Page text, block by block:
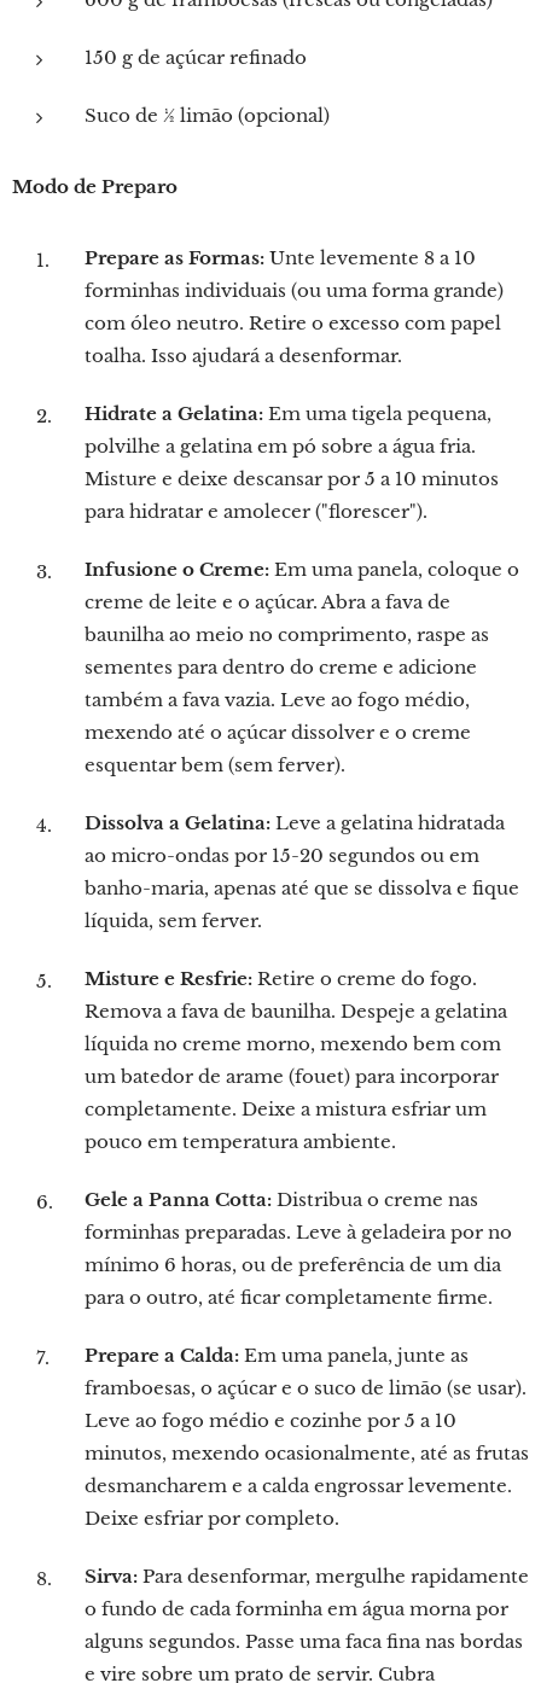
150 g de açúcar refinado
Suco de ½ limão (opcional)
Modo de Preparo
Prepare as Formas: Unte levemente 8 a 10
forminhas individuais (ou uma forma grande)
com óleo neutro. Retire o excesso com papel
toalha. Isso ajudará a desenformar.
Hidrate a Gelatina: Em uma tigela pequena,
polvilhe a gelatina em pó sobre a água fria.
Misture e deixe descansar por 5 a 10 minutos
para hidratar e amolecer ("florescer").
Infusione o Creme: Em uma panela, coloque o
creme de leite e o açúcar. Abra a fava de
baunilha ao meio no comprimento, raspe as
sementes para dentro do creme e adicione
também a fava vazia. Leve ao fogo médio,
mexendo até o açúcar dissolver e o creme
esquentar bem (sem ferver).
Dissolva a Gelatina: Leve a gelatina hidratada
ao micro-ondas por 15-20 segundos ou em
banho-maria, apenas até que se dissolva e fique
líquida, sem ferver.
Misture e Resfrie: Retire o creme do fogo.
Remova a fava de baunilha. Despeje a gelatina
líquida no creme morno, mexendo bem com
um batedor de arame (fouet) para incorporar
completamente. Deixe a mistura esfriar um
pouco em temperatura ambiente.
Gele a Panna Cotta: Distribua o creme nas
forminhas preparadas. Leve à geladeira por no
mínimo 6 horas, ou de preferência de um dia
para o outro, até ficar completamente firme.
Prepare a Calda: Em uma panela, junte as
framboesas, o açúcar e o suco de limão (se usar).
Leve ao fogo médio e cozinhe por 5 a 10
minutos, mexendo ocasionalmente, até as frutas
desmancharem e a calda engrossar levemente.
Deixe esfriar por completo.
Sirva: Para desenformar, mergulhe rapidamente
o fundo de cada forminha em água morna por
alguns segundos. Passe uma faca fina nas bordas
e vire sobre um prato de servir. Cubra